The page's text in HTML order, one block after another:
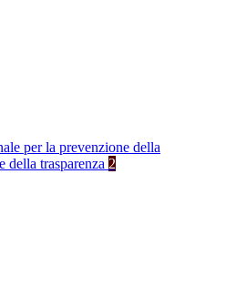
per la prevenzione della
della trasparenza 2